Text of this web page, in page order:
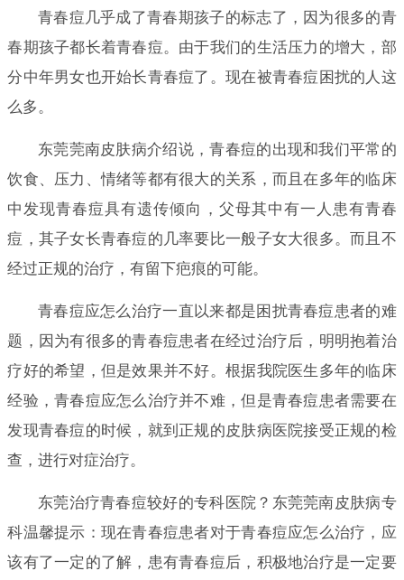
青春痘几乎成了青春期孩子的标志了，因为很多的青
春期孩子都长着青春痘。由于我们的生活压力的增大，部
分中年男女也开始长青春痘了。现在被青春痘困扰的人这
么多。
东莞莞南皮肤病介绍说，青春痘的出现和我们平常的
饮食、压力、情绪等都有很大的关系，而且在多年的临床
中发现青春痘具有遗传倾向，父母其中有一人患有青春
痘，其子女长青春痘的几率要比一般子女大很多。而且不
经过正规的治疗，有留下疤痕的可能。
青春痘应怎么治疗一直以来都是困扰青春痘患者的难
题，因为有很多的青春痘患者在经过治疗后，明明抱着治
疗好的希望，但是效果并不好。根据我院医生多年的临床
经验，青春痘应怎么治疗并不难，但是青春痘患者需要在
发现青春痘的时候，就到正规的皮肤病医院接受正规的检
查，进行对症治疗。
东莞治疗青春痘较好的专科医院？东莞莞南皮肤病专
科温馨提示：现在青春痘患者对于青春痘应怎么治疗，应
该有了一定的了解，患有青春痘后，积极地治疗是一定要